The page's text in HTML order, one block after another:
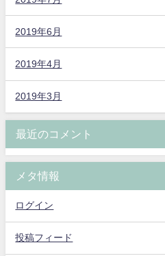
2019年6月
2019年4月
2019年3月
最近のコメント
メタ情報
ログイン
投稿フィード